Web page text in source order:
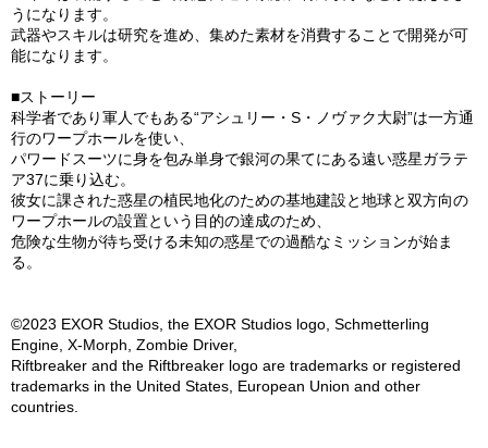
うになります。
武器やスキルは研究を進め、集めた素材を消費することで開発が可
能になります。
■ストーリー
科学者であり軍人でもある“アシュリー・S・ノヴァク大尉”は一方通
行のワープホールを使い、
パワードスーツに身を包み単身で銀河の果てにある遠い惑星ガラテ
ア37に乗り込む。
彼女に課された惑星の植民地化のための基地建設と地球と双方向の
ワープホールの設置という目的の達成のため、
危険な生物が待ち受ける未知の惑星での過酷なミッションが始ま
る。
©2023 EXOR Studios, the EXOR Studios logo, Schmetterling
Engine, X-Morph, Zombie Driver,
Riftbreaker and the Riftbreaker logo are trademarks or registered
trademarks in the United States, European Union and other
countries.